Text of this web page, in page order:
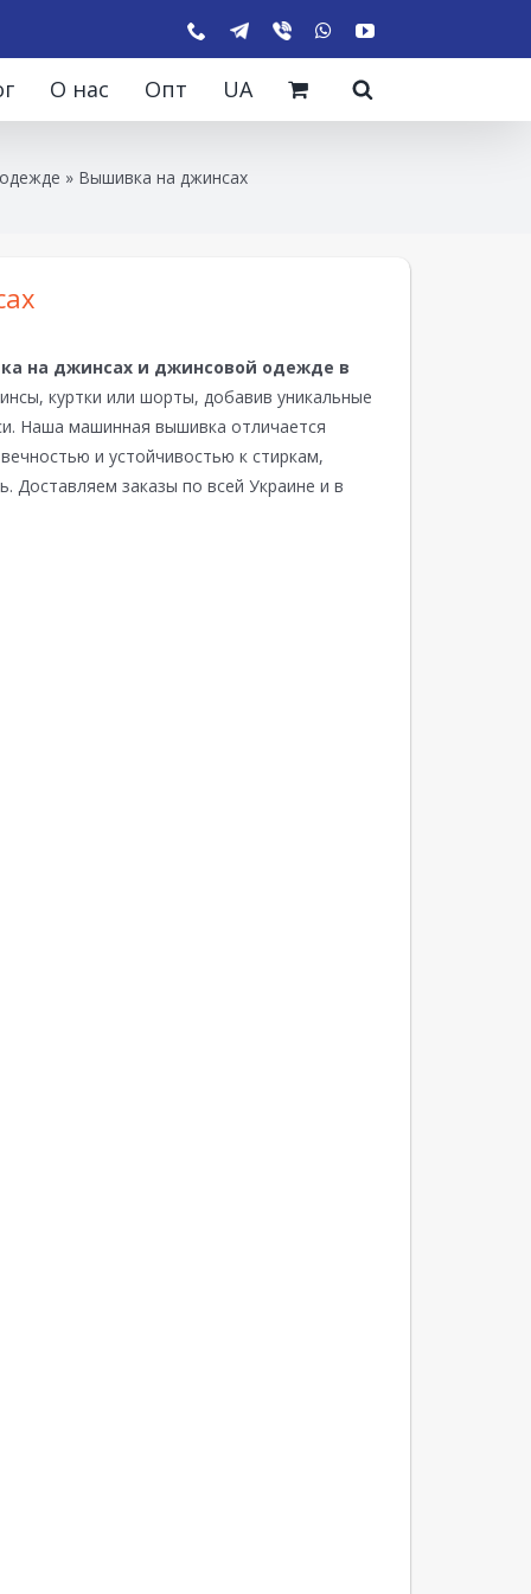
О нас Опт UA
» Вышивка на джинсах
на джинсах и джинсовой одежде в
куртки или шорты, добавив уникальные
Наша машинная вышивка отличается
и устойчивостью к стиркам,
Доставляем заказы по всей Украине и в